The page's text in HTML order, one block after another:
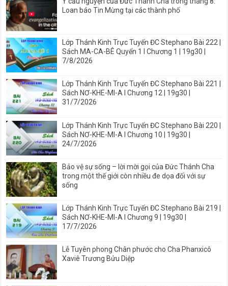
Loan báo Tin Mừng tại các thành phố
Lớp Thánh Kinh Trực Tuyến ĐC Stephano Bài 222 |
Sách MA-CA-BÊ Quyển 1 I Chương 1 | 19g30 |
7/8/2026
Lớp Thánh Kinh Trực Tuyến ĐC Stephano Bài 221 |
Sách NƠ-KHE-MI-A I Chương 12 | 19g30 |
31/7/2026
Lớp Thánh Kinh Trực Tuyến ĐC Stephano Bài 220 |
Sách NƠ-KHE-MI-A I Chương 10 | 19g30 |
24/7/2026
Bảo vệ sự sống – lời mời gọi của Đức Thánh Cha
trong một thế giới còn nhiều đe dọa đối với sự
sống
Lớp Thánh Kinh Trực Tuyến ĐC Stephano Bài 219 |
Sách NƠ-KHE-MI-A I Chương 9 | 19g30 |
17/7/2026
Lễ Tuyên phong Chân phước cho Cha Phanxicô
Xaviê Trương Bửu Diệp